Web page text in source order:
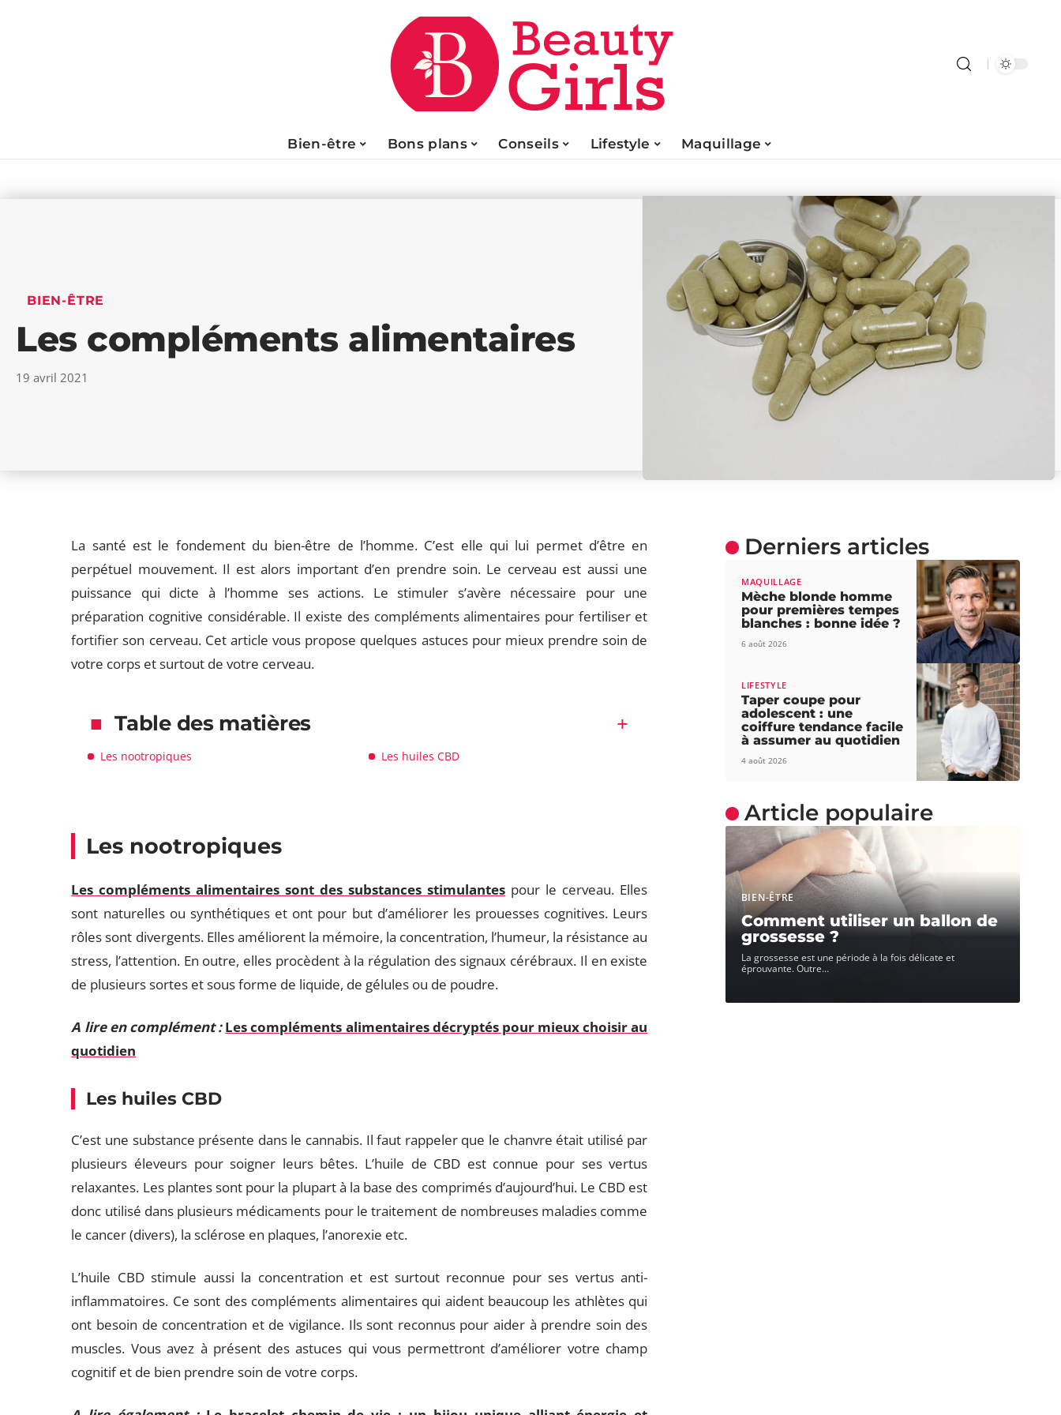
Bien-être Bons plans Conseils Lifestyle Maquillage
BIEN-ÊTRE
Les compléments alimentaires
19 avril 2021
La santé est le fondement du bien-être de l’homme. C’est elle qui lui permet d’être en
perpétuel mouvement. Il est alors important d’en prendre soin. Le cerveau est aussi une
puissance qui dicte à l’homme ses actions. Le stimuler s’avère nécessaire pour une
préparation cognitive considérable. Il existe des compléments alimentaires pour fertiliser et
fortifier son cerveau. Cet article vous propose quelques astuces pour mieux prendre soin de
votre corps et surtout de votre cerveau.
Table des matières
Les nootropiques Les huiles CBD
Les nootropiques
Les compléments alimentaires sont des substances stimulantes pour le cerveau. Elles
sont naturelles ou synthétiques et ont pour but d’améliorer les prouesses cognitives. Leurs
rôles sont divergents. Elles améliorent la mémoire, la concentration, l’humeur, la résistance au
stress, l’attention. En outre, elles procèdent à la régulation des signaux cérébraux. Il en existe
de plusieurs sortes et sous forme de liquide, de gélules ou de poudre.
A lire en complément : Les compléments alimentaires décryptés pour mieux choisir au
quotidien
Les huiles CBD
C’est une substance présente dans le cannabis. Il faut rappeler que le chanvre était utilisé par
plusieurs éleveurs pour soigner leurs bêtes. L’huile de CBD est connue pour ses vertus
relaxantes. Les plantes sont pour la plupart à la base des comprimés d’aujourd’hui. Le CBD est
donc utilisé dans plusieurs médicaments pour le traitement de nombreuses maladies comme
le cancer (divers), la sclérose en plaques, l’anorexie etc.
L’huile CBD stimule aussi la concentration et est surtout reconnue pour ses vertus anti-
inflammatoires. Ce sont des compléments alimentaires qui aident beaucoup les athlètes qui
ont besoin de concentration et de vigilance. Ils sont reconnus pour aider à prendre soin des
muscles. Vous avez à présent des astuces qui vous permettront d’améliorer votre champ
cognitif et de bien prendre soin de votre corps.
Derniers articles
MAQUILLAGE
Mèche blonde homme
pour premières tempes
blanches : bonne idée ?
6 août 2026
LIFESTYLE
Taper coupe pour
adolescent : une
coiffure tendance facile
à assumer au quotidien
4 août 2026
Article populaire
BIEN-ÊTRE
Comment utiliser un ballon de
grossesse ?
La grossesse est une période à la fois délicate et
éprouvante. Outre…